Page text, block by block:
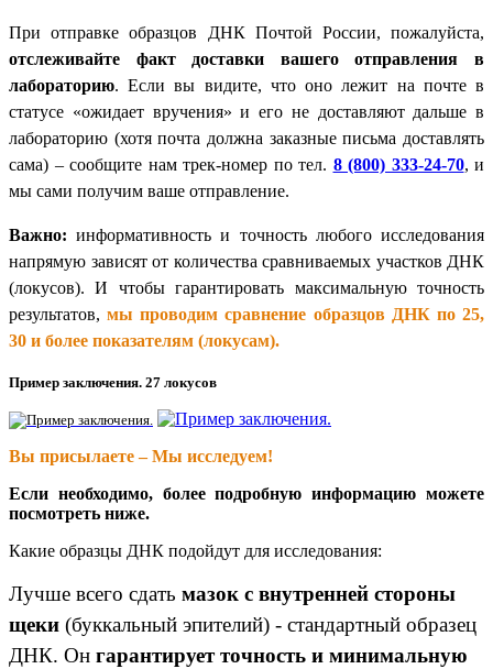
При отправке образцов ДНК Почтой России, пожалуйста,
отслеживайте факт доставки вашего отправления в
лабораторию. Если вы видите, что оно лежит на почте в
статусе «ожидает вручения» и его не доставляют дальше в
лабораторию (хотя почта должна заказные письма доставлять
сама) – сообщите нам трек-номер по тел. 8 (800) 333-24-70, и
мы сами получим ваше отправление.
Важно: информативность и точность любого исследования
напрямую зависят от количества сравниваемых участков ДНК
(локусов). И чтобы гарантировать максимальную точность
результатов,мы проводим сравнение образцов ДНК по 25,
30 и более показателям (локусам).
Пример заключения. 27 локусов
Вы присылаете – Мы исследуем!
Если необходимо, более подробную информацию можете
посмотреть ниже.
Какие образцы ДНК подойдут для исследования:
Лучше всего сдать мазок с внутренней стороны
щеки (буккальный эпителий) - стандартный образец
ДНК. Он гарантирует точность и минимальную